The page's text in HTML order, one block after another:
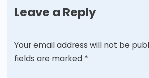
Leave a Reply
Your email address will not be
fields are marked *